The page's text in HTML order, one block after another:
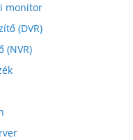
monitor
(DVR)
(NVR)